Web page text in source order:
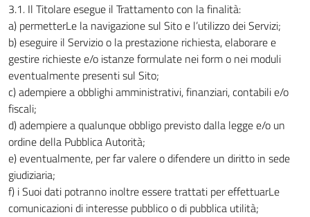
3.1. Il Titolare esegue il Trattamento con la finalità:
a) permetterLe la navigazione sul Sito e l’utilizzo dei Servizi;
b) eseguire il Servizio o la prestazione richiesta, elaborare e
gestire richieste e/o istanze formulate nei form o nei moduli
eventualmente presenti sul Sito;
c) adempiere a obblighi amministrativi, finanziari, contabili e/o
fiscali;
d) adempiere a qualunque obbligo previsto dalla legge e/o un
ordine della Pubblica Autorità;
e) eventualmente, per far valere o difendere un diritto in sede
giudiziaria;
f) i Suoi dati potranno inoltre essere trattati per effettuarLe
comunicazioni di interesse pubblico o di pubblica utilità;